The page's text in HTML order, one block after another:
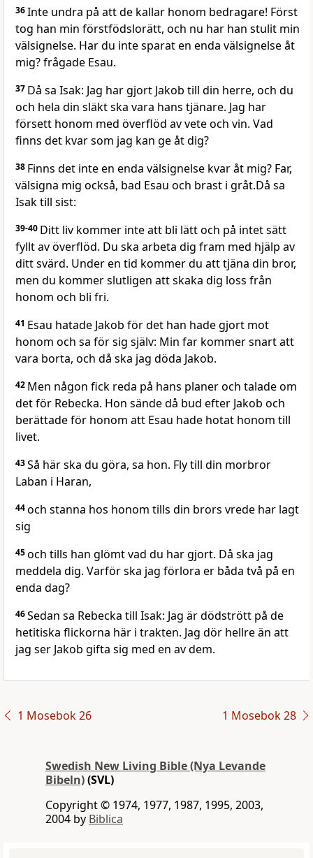
36Inte undra på att de kallar honom bedragare! Först
tog han min förstfödslorätt, och nu har han stulit min
välsignelse. Har du inte sparat en enda välsignelse åt
mig? frågade Esau.
37 Då sa Isak: Jag har gjort Jakob till din herre, och du
och hela din släkt ska vara hans tjänare. Jag har
försett honom med överflöd av vete och vin. Vad
finns det kvar som jag kan ge åt dig?
38 Finns det inte en enda välsignelse kvar åt mig? Far,
välsigna mig också, bad Esau och brast i gråt.Då sa
Isak till sist:
39-40 Ditt liv kommer inte att bli lätt och på intet sätt
fyllt av överflöd. Du ska arbeta dig fram med hjälp av
ditt svärd. Under en tid kommer du att tjäna din bror,
men du kommer slutligen att skaka dig loss från
honom och bli fri.
41 Esau hatade Jakob för det han hade gjort mot
honom och sa för sig själv: Min far kommer snart att
vara borta, och då ska jag döda Jakob.
42 Men någon fick reda på hans planer och talade om
det för Rebecka. Hon sände då bud efter Jakob och
berättade för honom att Esau hade hotat honom till
livet.
43Så här ska du göra, sa hon. Fly till din morbror
Laban i Haran,
44och stanna hos honom tills din brors vrede har lagt
sig
45och tills han glömt vad du har gjort. Då ska jag
meddela dig. Varför ska jag förlora er båda två på en
enda dag?
46Sedan sa Rebecka till Isak: Jag är dödstrött på de
hetitiska flickorna här i trakten. Jag dör hellre än att
jag ser Jakob gifta sig med en av dem.
1 Mosebok 26 1 Mosebok 28
Swedish New Living Bible (Nya Levande
Bibeln)(SVL)
Copyright © 1974, 1977, 1987, 1995, 2003,
2004 by Biblica